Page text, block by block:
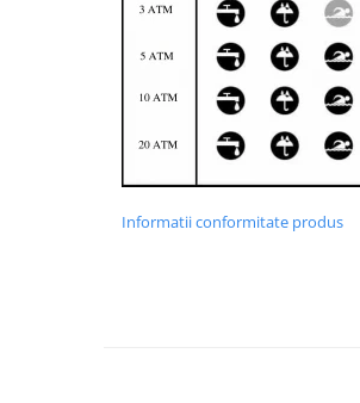
Informatii conformitate produs